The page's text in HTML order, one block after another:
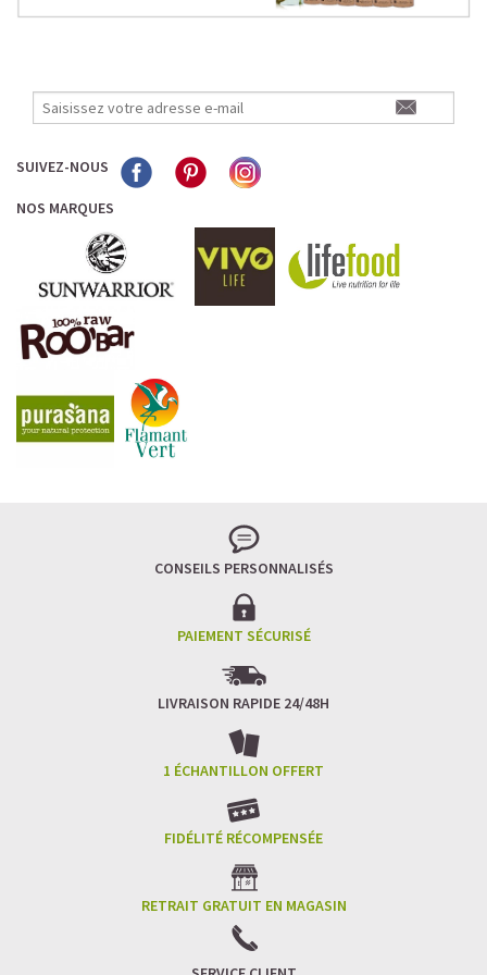
L’ALLIANCE PARFAITE ENTRE PLAISIR ET
PERFORMANCE
Quand le chocolat rencontre le café…
Cacao pur, café expresso et lait végétal fusionnent dans
une boisson veloutée et énergisante.
Une vraie caresse chocolatée, riche en protéines, léger
pour ne jamais peser.
journées avec goût et équilibre.
Mocha Glacé Protéiné
SUIVEZ-NOUS
NOS MARQUES
CONSEILS PERSONNALISÉS
PAIEMENT SÉCURISÉ
LIVRAISON RAPIDE 24/48H
1 ÉCHANTILLON OFFERT
FIDÉLITÉ RÉCOMPENSÉE
RETRAIT GRATUIT EN MAGASIN